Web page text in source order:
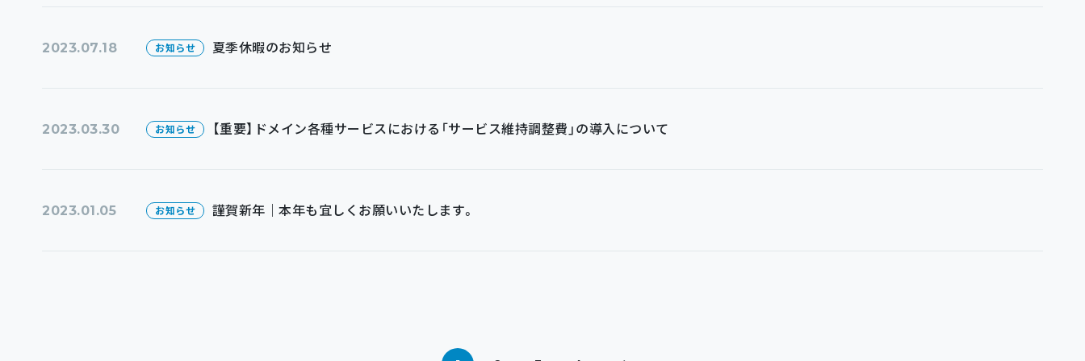
2023.07.18 お知らせ 夏季休暇のお知らせ
2023.03.30 お知らせ 【重要】ドメイン各種サービスにおける「サービス維持調整費」の導入について
2023.01.05 お知らせ 謹賀新年｜本年も宜しくお願いいたします。